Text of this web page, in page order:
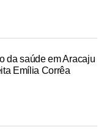
da saúde em Aracaju
Emília Corrêa